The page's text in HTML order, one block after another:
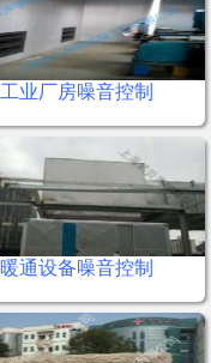
工业厂房噪音控制
暖通设备噪音控制